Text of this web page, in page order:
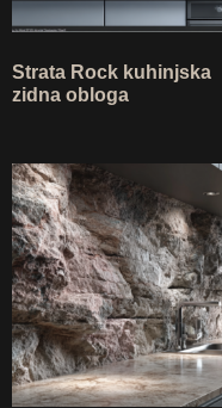
Strata Rock kuhinjska
zidna obloga